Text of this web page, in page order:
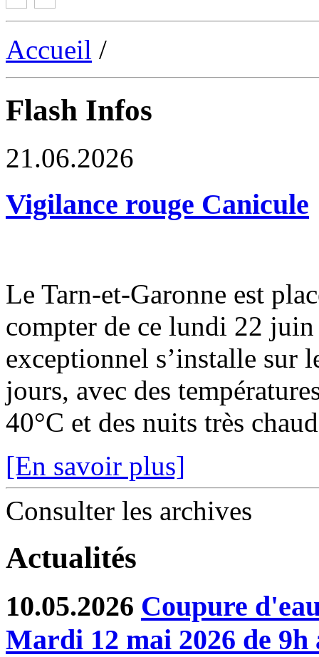
Accueil /
Flash Infos
21.06.2026
Vigilance rouge Canicule
Le Tarn-et-Garonne est
compter de ce lundi 22
exceptionnel s’installe sur
jours, avec des
40°C et des nuits très
[En savoir plus]
Consulter les archives
Actualités
10.05.2026 Coupure
Mardi 12 mai 2026 de 9h